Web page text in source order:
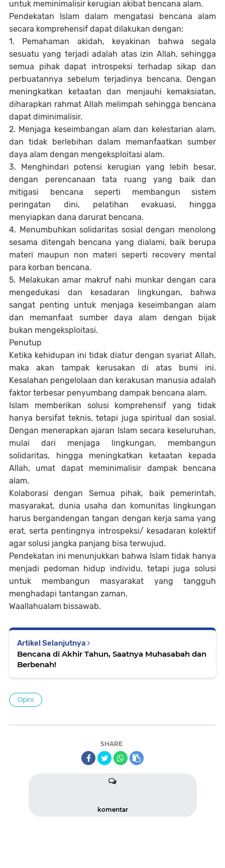
untuk meminimalisir kerugian akibat bencana alam.
Pendekatan Islam dalam mengatasi bencana alam
secara komprehensif dapat dilakukan dengan:
1. Pemahaman akidah, keyakinan bahwa segala
sesuatu yang terjadi adalah atas izin Allah, sehingga
semua pihak dapat introspeksi terhadap sikap dan
perbuatannya sebelum terjadinya bencana. Dengan
meningkatkan ketaatan dan menjauhi kemaksiatan,
diharapkan rahmat Allah melimpah sehingga bencana
dapat diminimalisir.
2. Menjaga keseimbangan alam dan kelestarian alam,
dan tidak berlebihan dalam memanfaatkan sumber
daya alam dengan mengeksploitasi alam.
3. Menghindari potensi kerugian yang lebih besar,
dengan perencanaan tata ruang yang baik dan
mitigasi bencana seperti membangun sistem
peringatan dini, pelatihan evakuasi, hingga
menyiapkan dana darurat bencana.
4. Menumbuhkan solidaritas sosial dengan menolong
sesama ditengah bencana yang dialami, baik berupa
materi maupun non materi seperti recovery mental
para korban bencana.
5. Melakukan amar makruf nahi munkar dengan cara
mengedukasi dan kesadaran lingkungan, bahwa
sangat penting untuk menjaga keseimbangan alam
dan memanfaat sumber daya alam dengan bijak
bukan mengeksploitasi.
Penutup
Ketika kehidupan ini tidak diatur dengan syariat Allah,
maka akan tampak kerusakan di atas bumi ini.
Kesalahan pengelolaan dan kerakusan manusia adalah
faktor terbesar penyumbang dampak bencana alam.
Islam memberikan solusi komprehensif yang tidak
hanya bersifat teknis, tetapi juga spiritual dan sosial.
Dengan menerapkan ajaran Islam secara keseluruhan,
mulai dari menjaga lingkungan, membangun
solidaritas, hingga meningkatkan ketaatan kepada
Allah, umat dapat meminimalisir dampak bencana
alam.
Kolaborasi dengan Semua pihak, baik pemerintah,
masyarakat, dunia usaha dan komunitas lingkungan
harus bergandengan tangan dengan kerja sama yang
erat, serta pentingnya introspeksi/ kesadaran kolektif
agar solusi jangka panjang bisa terwujud.
Pendekatan ini menunjukkan bahwa Islam tidak hanya
menjadi pedoman hidup individu, tetapi juga solusi
untuk membangun masyarakat yang tangguh
menghadapi tantangan zaman.
Waallahualam bissawab.
Artikel Selanjutnya
Bencana di Akhir Tahun, Saatnya Muhasabah dan
Berbenah!
Opini
SHARE
komentar